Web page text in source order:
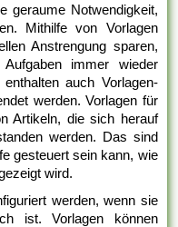
geraume Notwendigkeit,
Mithilfe von Vorlagen
Anstrengung sparen,
immer wieder
auch Vorlagen-
werden. Vorlagen für
Artikeln, die sich herauf
werden. Das sind
gesteuert sein kann, wie
wird.
werden, wenn sie
ist. Vorlagen können